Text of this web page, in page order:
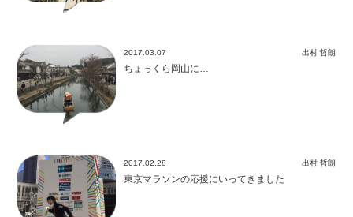
2017.03.07
ちょっくら岡山に…
出村 哲朗
2017.02.28
東京マラソンの応援にいってきました
出村 哲朗